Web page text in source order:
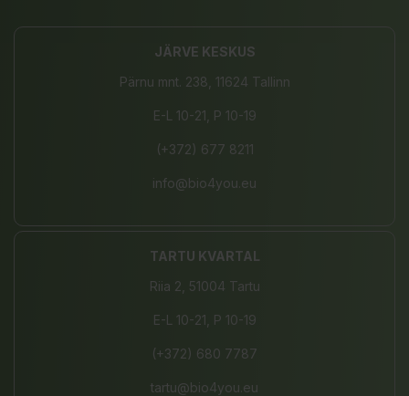
JÄRVE KESKUS
Pärnu mnt. 238, 11624 Tallinn
E-L 10-21, P 10-19
(+372) 677 8211
info@bio4you.eu
TARTU KVARTAL
Riia 2, 51004 Tartu
E-L 10-21, P 10-19
(+372) 680 7787
tartu@bio4you.eu